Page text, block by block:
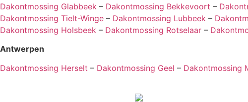
Dakontmossing Glabbeek – Dakontmossing Bekkevoort –
Dakontmossing Tielt-Winge – Dakontmossing Lubbeek –
Dakontmossing Holsbeek – Dakontmossing Rotselaar –
Antwerpen
Dakontmossing Herselt – Dakontmossing Geel – Dakontmossing